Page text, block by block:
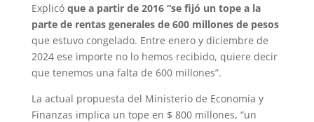
Explicó que a partir de 2016 “se fijó un tope a la
parte de rentas generales de 600 millones de pesos
que estuvo congelado. Entre enero y diciembre de
2024 ese importe no lo hemos recibido, quiere decir
que tenemos una falta de 600 millones”.
La actual propuesta del Ministerio de Economía y
Finanzas implica un tope en $ 800 millones, “un